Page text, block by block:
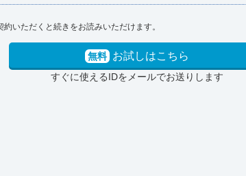
いただくと続きをお読みいただけます。
無料 お試しはこちら
すぐに使えるIDをメールでお送りします